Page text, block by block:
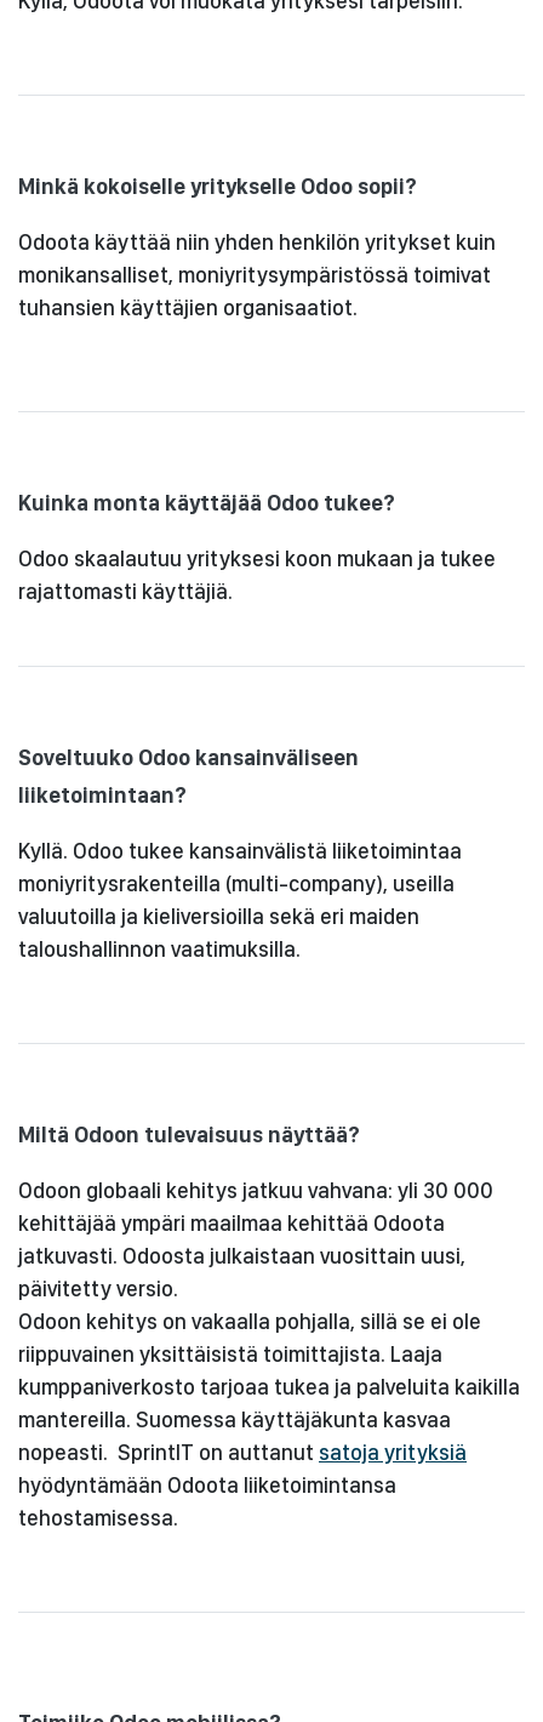
Minkä kokoiselle yritykselle Odoo sopii?
Odoota käyttää niin yhden henkilön yritykset kuin
monikansalliset, moniyritysympäristössä toimivat
tuhansien käyttäjien organisaatiot.
Kuinka monta käyttäjää Odoo tukee?
Odoo skaalautuu yrityksesi koon mukaan ja tukee
rajattomasti käyttäjiä.
Soveltuuko Odoo kansainväliseen
liiketoimintaan?
Kyllä. Odoo tukee kansainvälistä liiketoimintaa
moniyritysrakenteilla (multi-company), useilla
valuutoilla ja kieliversioilla sekä eri maiden
taloushallinnon vaatimuksilla.
Miltä Odoon tulevaisuus näyttää?
Odoon globaali kehitys jatkuu vahvana: yli 30 000
kehittäjää ympäri maailmaa kehittää Odoota
jatkuvasti. Odoosta julkaistaan vuosittain uusi,
päivitetty versio.
Odoon kehitys on vakaalla pohjalla, sillä se ei ole
riippuvainen yksittäisistä toimittajista. Laaja
kumppaniverkosto tarjoaa tukea ja palveluita kaikilla
mantereilla. Suomessa käyttäjäkunta kasvaa
nopeasti. SprintIT on auttanut satoja yrityksiä
hyödyntämään Odoota liiketoimintansa
tehostamisessa.